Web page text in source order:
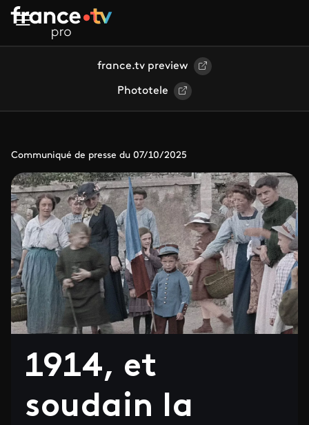
Aller au contenu principal
france.tv preview
Phototele
Communiqué de presse du 07/10/2025
1914, et
soudain la